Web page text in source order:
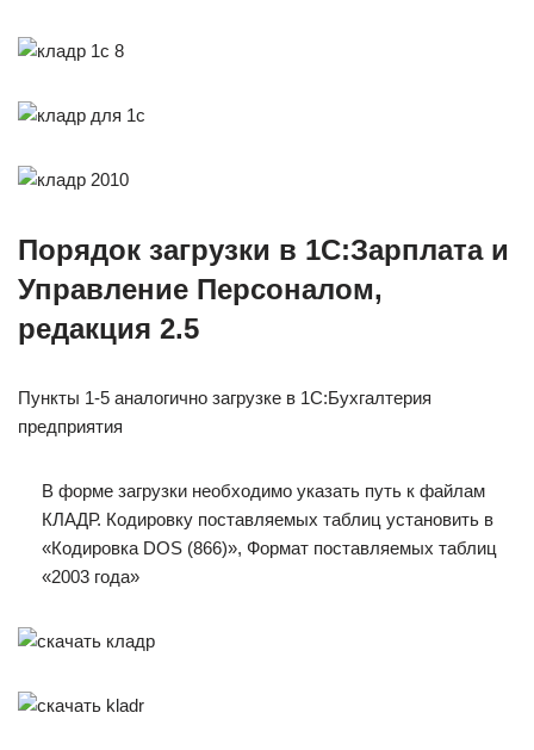
Порядок загрузки в 1С:Зарплата и
Управление Персоналом,
редакция 2.5
Пункты 1-5 аналогично загрузке в 1С:Бухгалтерия
предприятия
В форме загрузки необходимо указать путь к файлам
КЛАДР. Кодировку поставляемых таблиц установить в
«Кодировка DOS (866)», Формат поставляемых таблиц
«2003 года»